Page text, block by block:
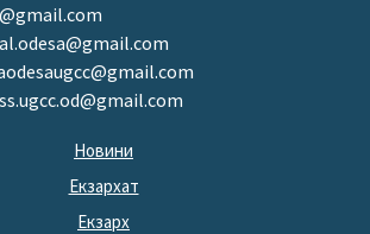
Новини
Екзархат
Екзарх